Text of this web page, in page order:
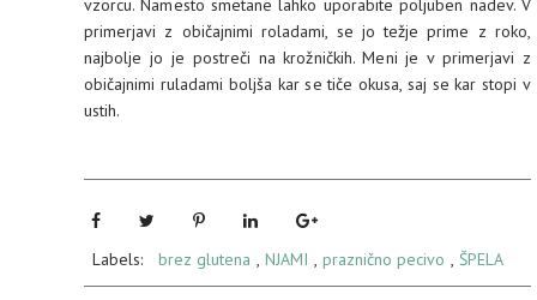
vzorcu. Namesto smetane lahko uporabite poljuben nadev. V
primerjavi z običajnimi roladami, se jo težje prime z roko,
najbolje jo je postreči na krožničkih. Meni je v primerjavi z
običajnimi ruladami boljša kar se tiče okusa, saj se kar stopi v
ustih.
Labels: brez glutena , NJAMI , praznično pecivo , ŠPELA